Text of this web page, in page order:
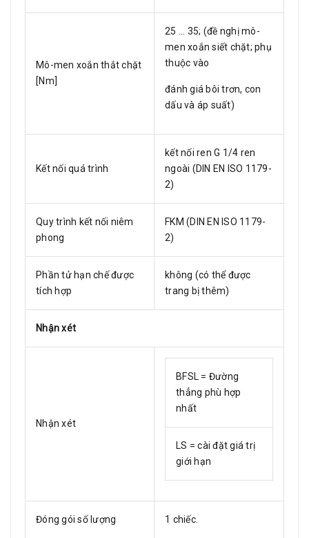
Mô-men xoắn thắt chặt
[Nm]
25 ... 35; (đề nghị mô-
men xoắn siết chặt; phụ
thuộc vào
đánh giá bôi trơn, con
dấu và áp suất)
Kết nối quá trình
kết nối ren G 1/4 ren
ngoài (DIN EN ISO 1179-
2)
Quy trình kết nối niêm
phong
FKM (DIN EN ISO 1179-
2)
Phần tử hạn chế được
tích hợp
không (có thể được
trang bị thêm)
Nhận xét
Nhận xét
BFSL = Đường
thẳng phù hợp
nhất
LS = cài đặt giá trị
giới hạn
Đóng gói số lượng 1 chiếc.